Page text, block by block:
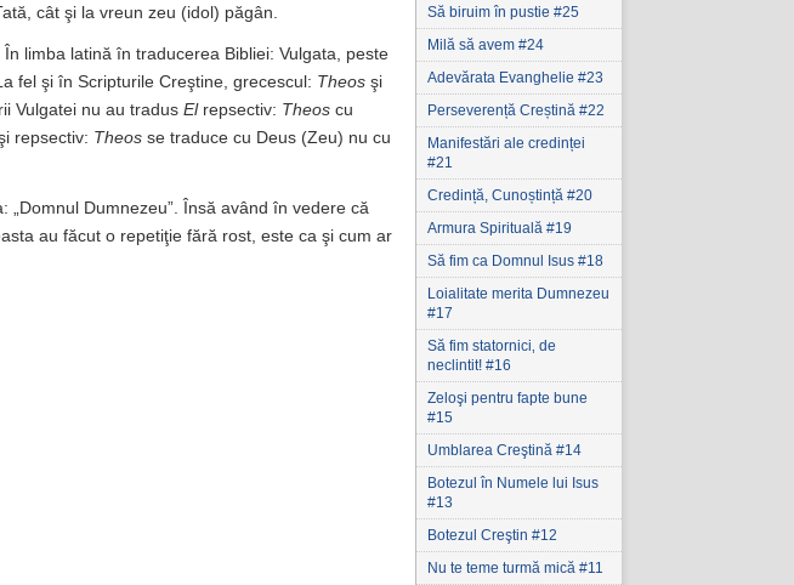
cât şi la vreun zeu (idol) păgân.
limba latină în traducerea Bibliei: Vulgata, peste
fel şi în Scripturile Creştine, grecescul: Theos şi
Vulgatei nu au tradus Elrepsectiv: Theos cu
repsectiv: Theos se traduce cu Deus (Zeu) nu cu
Dumnezeu”. Însă având în vedere că
au făcut o repetiţie fără rost, este ca şi cum ar
Să biruim în pustie #25
Milă să avem #24
Adevărata Evanghelie #23
Perseverență Creștină #22
Manifestări ale credinței
#21
Credință, Cunoștință #20
Armura Spirituală #19
Să fim ca Domnul Isus #18
Loialitate merita Dumnezeu
#17
Să fim statornici‚ de
neclintit! #16
Zeloşi pentru fapte bune
#15
Umblarea Creştină #14
Botezul în Numele lui Isus
#13
Botezul Creştin #12
Nu te teme turmă mică #11